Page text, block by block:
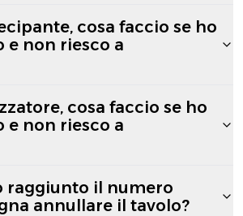
cosa faccio se ho
e non riesco a
cosa faccio se ho
e non riesco a
raggiunto il numero
annullare il tavolo?